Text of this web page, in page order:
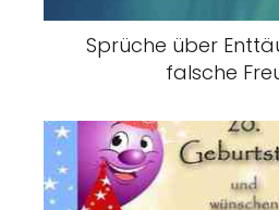
Sprüche über
falsche